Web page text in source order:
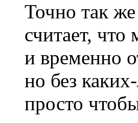
Точно так
считает,
и временно
но без
просто